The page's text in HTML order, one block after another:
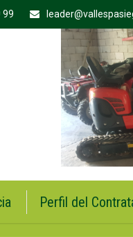
99
Perfil del